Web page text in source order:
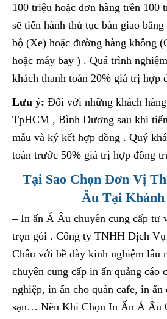
100 triệu hoặc đơn hàng trên
sẽ tiến hành thủ tục bàn giao
bộ (Xe) hoặc đường hàng không
hoặc máy bay ) . Quá trình
khách thanh toán 20% giá trị hợp
Lưu ý: Đối với những khách
TpHCM , Bình Dương sau khi
mẫu và ký kết hợp đồng . Quý
toán trước 50% giá trị hợp đồng
Tại Sao Chọn Đơn Vị
Âu Tại Khánh
– In ấn Á Âu chuyên cung cấp tư
trọn gói . Công ty TNHH Dịch
Châu với bề dày kinh nghiệm lâu
chuyên cung cấp in ấn quảng cáo
nghiệp, in ấn cho quán cafe, in ấn
sạn… Nên Khi Chọn In Ấn Á Âu